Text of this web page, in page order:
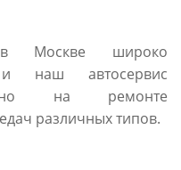
Москве широко
и наш автосервис
на ремонте
различных типов.